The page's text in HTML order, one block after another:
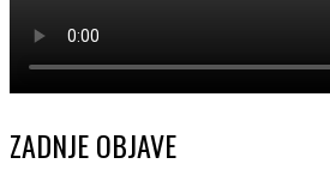
ZADNJE OBJAVE